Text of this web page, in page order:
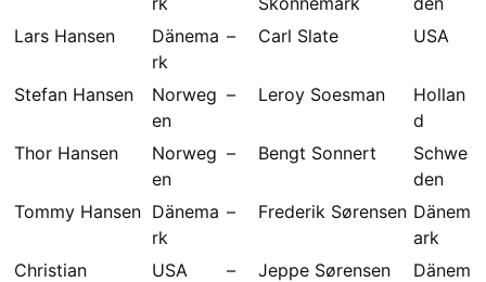
Lars Hansen
Dänema
rk
– Carl Slate USA
Stefan Hansen
Norweg
en
– Leroy Soesman
Hollan
d
Thor Hansen
Norweg
en
– Bengt Sonnert
Schwe
den
Tommy Hansen Dänema
rk
– Frederik Sørensen Dänem
ark
Christian
USA – Jeppe Sørensen
Dänem